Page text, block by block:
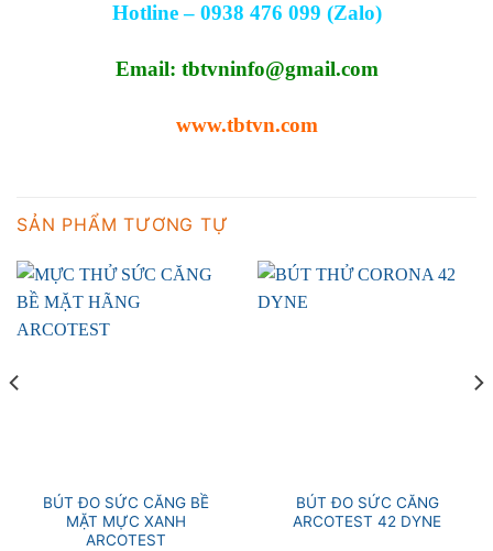
Hotline – 0938 476 099 (Zalo)
Email: tbtvninfo@gmail.com
www.tbtvn.com
SẢN PHẨM TƯƠNG TỰ
BÚT ĐO SỨC CĂNG BỀ
MẶT MỰC XANH
ARCOTEST
BÚT ĐO SỨC CĂNG
ARCOTEST 42 DYNE